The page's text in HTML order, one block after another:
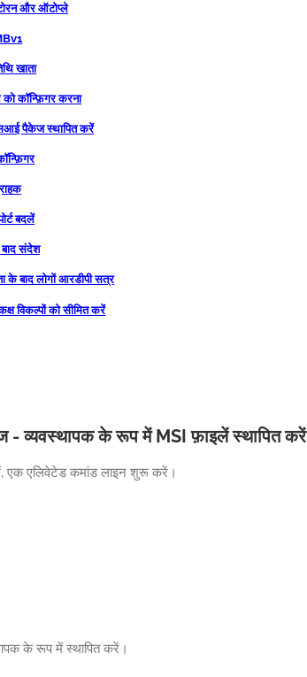
और ऑटोप्ले
खाता
कॉन्फ़िगर करना
पैकेज स्थापित करें
बदलें
संदेश
के बाद लोगाें आरडीपी सत्र
विकल्पों को सीमित करें
- व्यवस्थापक के रूप में MSI फ़ाइलें स्थापित करें
एलिवेटेड कमांड लाइन शुरू करें।
के रूप में स्थापित करें।